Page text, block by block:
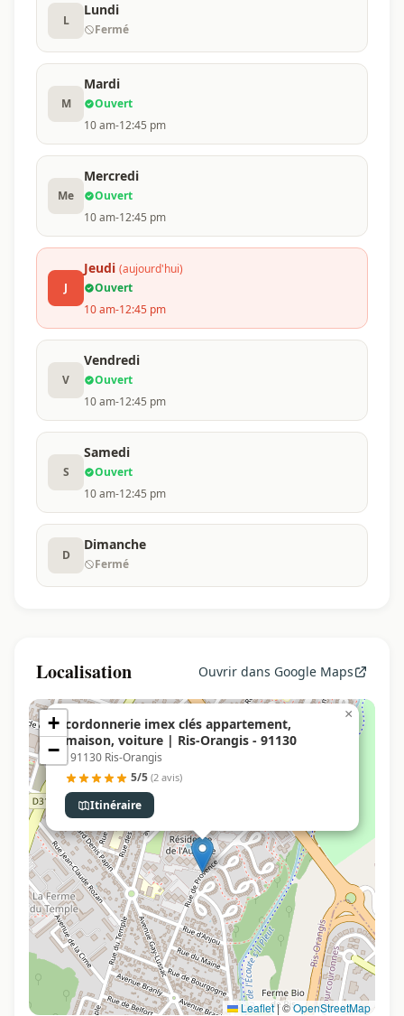
L
Lundi
Fermé
M
Mardi
Ouvert
10 am-12:45 pm
Me
Mercredi
Ouvert
10 am-12:45 pm
J
Jeudi (aujourd'hui)
Ouvert
10 am-12:45 pm
V
Vendredi
Ouvert
10 am-12:45 pm
S
Samedi
Ouvert
10 am-12:45 pm
D
Dimanche
Fermé
Localisation Ouvrir dans Google Maps
cordonnerie imex clés appartement,
maison, voiture | Ris-Orangis - 91130
, 91130 Ris-Orangis
5/5 (2 avis)
Itinéraire
×
+
−
Leaflet|©OpenStreetMap